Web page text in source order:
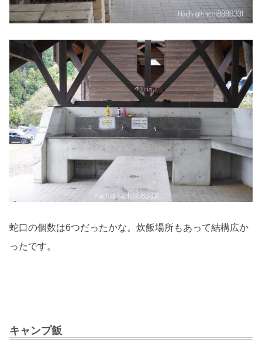
蛇口の個数は6つだったかな。炊飯場所もあって結構広か
ったです。
キャンプ飯